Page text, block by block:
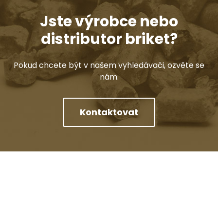
Jste výrobce nebo
distributor briket?
Pokud chcete být v našem vyhledávači, ozvěte se
nám.
Kontaktovat